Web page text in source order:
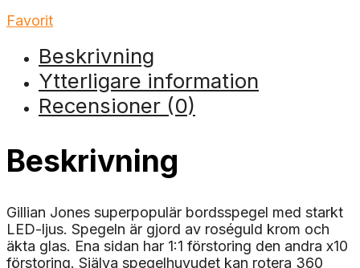
Favorit
Beskrivning
Ytterligare information
Recensioner (0)
Beskrivning
Gillian Jones superpopulär bordsspegel med starkt
LED-ljus. Spegeln är gjord av roséguld krom och
äkta glas. Ena sidan har 1:1 förstoring den andra x10
förstoring. Själva spegelhuvudet kan rotera 360